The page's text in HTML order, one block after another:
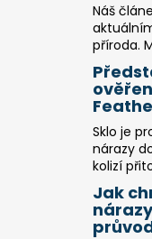
Náš
příroda.
Sklo je
nárazy
kolizí
Jak